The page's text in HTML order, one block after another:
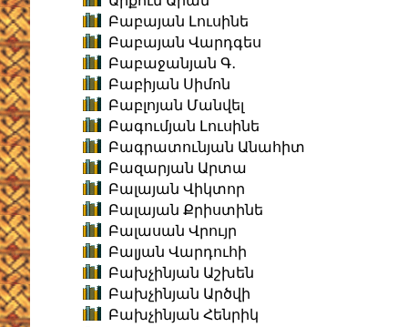
Բաբայան Լուսինե
Բաբայան Վարդգես
Բաբաջանյան Գ․
Բաբիյան Սիմոն
Բաբլոյան Մանվել
Բագումյան Լուսինե
Բագրատունյան Անահիտ
Բազարյան Արտա
Բալայան Վիկտոր
Բալայան Քրիստինե
Բալասան Վրույր
Բալյան Վարդուհի
Բախչինյան Աշխեն
Բախչինյան Արծվի
Բախչինյան Հենրիկ